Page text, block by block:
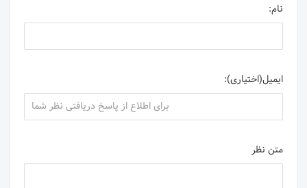
نام:
ایمیل(اختیاری):
متن نظر